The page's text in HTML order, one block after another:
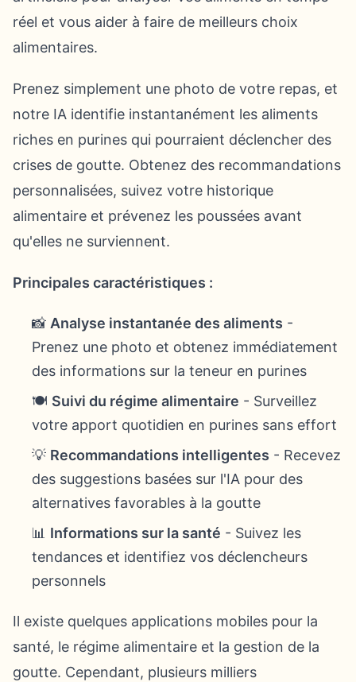
réel et vous aider à faire de meilleurs choix
alimentaires.
Prenez simplement une photo de votre repas, et
notre IA identifie instantanément les aliments
riches en purines qui pourraient déclencher des
crises de goutte. Obtenez des recommandations
personnalisées, suivez votre historique
alimentaire et prévenez les poussées avant
qu'elles ne surviennent.
Principales caractéristiques :
📸 Analyse instantanée des aliments -
Prenez une photo et obtenez immédiatement
des informations sur la teneur en purines
🍽️ Suivi du régime alimentaire - Surveillez
votre apport quotidien en purines sans effort
💡 Recommandations intelligentes - Recevez
des suggestions basées sur l'IA pour des
alternatives favorables à la goutte
📊 Informations sur la santé - Suivez les
tendances et identifiez vos déclencheurs
personnels
Il existe quelques applications mobiles pour la
santé, le régime alimentaire et la gestion de la
goutte. Cependant, plusieurs milliers